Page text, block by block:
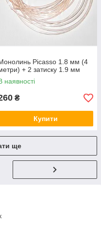
Picasso 1.8 мм (4
+ 2 затиску 1.9 мм
наявності
₴
Купити
ще